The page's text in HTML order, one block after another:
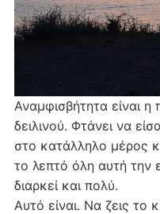
Αναμφισβήτητα είναι
δειλινού. Φτάνει να
στο κατάλληλο μέρος
το λεπτό όλη αυτή την
διαρκεί και πολύ.
Αυτό είναι. Να ζεις το